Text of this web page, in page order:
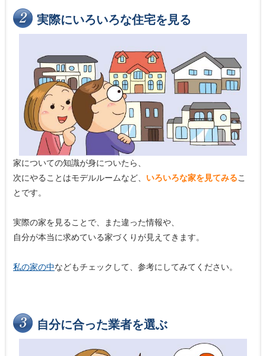
実際にいろいろな住宅を見る
家についての知識が身についたら、
次にやることはモデルルームなど、 いろいろな家を見てみるこ
とです。
実際の家を見ることで、また違った情報や、
自分が本当に求めている家づくりが見えてきます。
私の家の中などもチェックして、参考にしてみてください。
自分に合った業者を選ぶ